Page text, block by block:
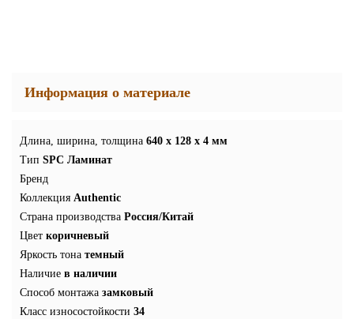
Информация о материале
Длина, ширина, толщина 640 x 128 x 4 мм
Тип SPC Ламинат
Бренд
Коллекция Authentic
Страна производства Россия/Китай
Цвет коричневый
Яркость тона темный
Наличие в наличии
Способ монтажа замковый
Класс износостойкости 34